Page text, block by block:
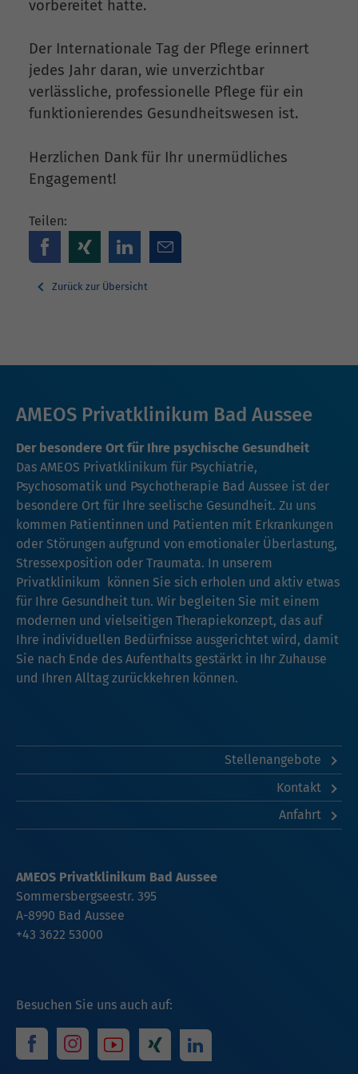
vorbereitet hatte.
Der Internationale Tag der Pflege erinnert
jedes Jahr daran, wie unverzichtbar
verlässliche, professionelle Pflege für ein
funktionierendes Gesundheitswesen ist.
Herzlichen Dank für Ihr unermüdliches
Engagement!
Teilen:
Zurück zur Übersicht
AMEOS Privatklinikum Bad Aussee
Der besondere Ort für Ihre psychische Gesundheit
Das AMEOS Privatklinikum für Psychiatrie,
Psychosomatik und Psychotherapie Bad Aussee ist der
besondere Ort für Ihre seelische Gesundheit. Zu uns
kommen Patientinnen und Patienten mit Erkrankungen
oder Störungen aufgrund von emotionaler Überlastung,
Stressexposition oder Traumata. In unserem
Privatklinikum können Sie sich erholen und aktiv etwas
für Ihre Gesundheit tun. Wir begleiten Sie mit einem
modernen und vielseitigen Therapiekonzept, das auf
Ihre individuellen Bedürfnisse ausgerichtet wird, damit
Sie nach Ende des Aufenthalts gestärkt in Ihr Zuhause
und Ihren Alltag zurückkehren können.
Stellenangebote
Kontakt
Anfahrt
Besuchen Sie uns auch auf:
AMEOS Privatklinikum Bad Aussee
Sommersbergseestr. 395
A-8990 Bad Aussee
+43 3622 53000